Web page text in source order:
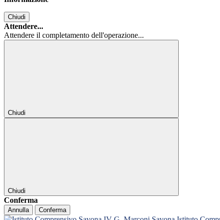
Chiudi
Attendere...
Attendere il completamento dell'operazione...
Chiudi
Chiudi
Conferma
Annulla Conferma